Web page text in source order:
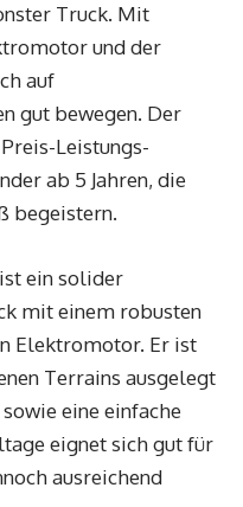
Truck. Mit
und der
auf
gut bewegen. Der
Leistungs-
ab 5 Jahren, die
begeistern.
ein solider
mit einem robusten
Elektromotor. Er ist
Terrains ausgelegt
eine einfache
eignet sich gut für
ausreichend